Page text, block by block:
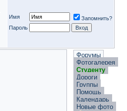
Имя
Запомнить?
Пароль
Форумы
Фотогалерея
Студенту
Дороги
Группы
Помощь
Календарь
Новые фото